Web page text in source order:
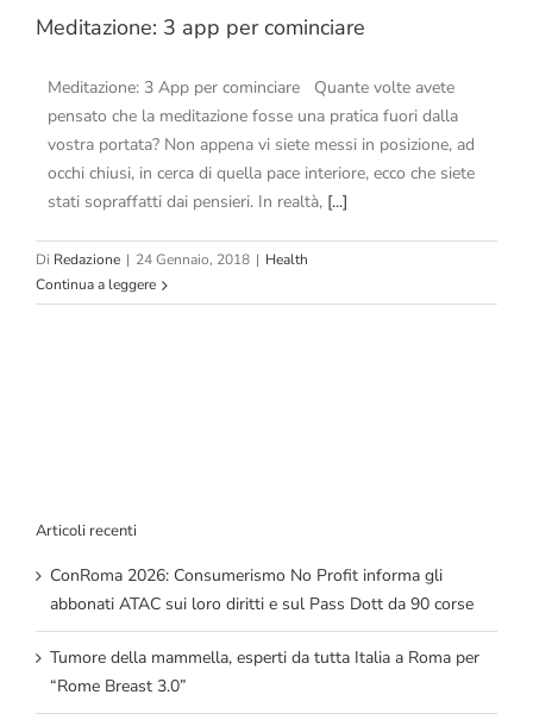
Meditazione: 3 app per cominciare
Meditazione: 3 App per cominciare Quante volte avete
pensato che la meditazione fosse una pratica fuori dalla
vostra portata? Non appena vi siete messi in posizione, ad
occhi chiusi, in cerca di quella pace interiore, ecco che siete
stati sopraffatti dai pensieri. In realtà, [...]
Di Redazione | 24 Gennaio, 2018 | Health
Continua a leggere
Articoli recenti
ConRoma 2026: Consumerismo No Profit informa gli
abbonati ATAC sui loro diritti e sul Pass Dott da 90 corse
Tumore della mammella, esperti da tutta Italia a Roma per
“Rome Breast 3.0”